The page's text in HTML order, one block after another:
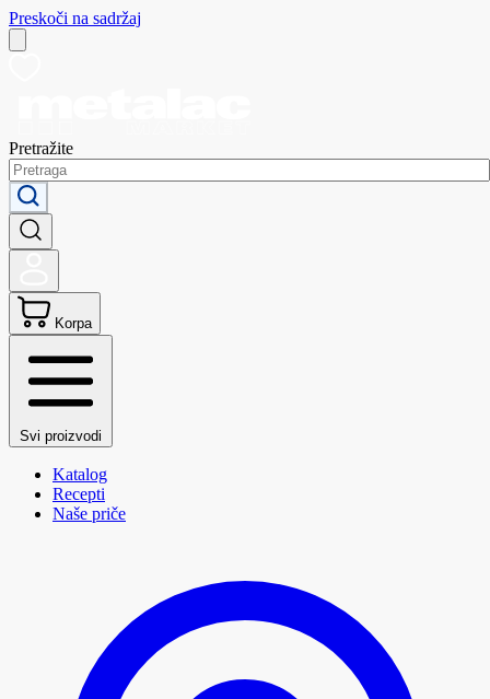
Preskoči na sadržaj
Pretražite
Korpa
Svi proizvodi
Katalog
Recepti
Naše priče